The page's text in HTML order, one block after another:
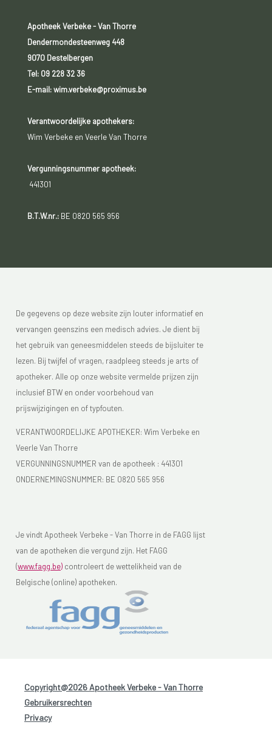
Apotheek Verbeke - Van Thorre
Dendermondesteenweg 448
9070 Destelbergen
Tel: 09 228 32 36
E-mail: wim.verbeke@proximus.be
Verantwoordelijke apothekers:
Wim Verbeke en Veerle Van Thorre
Vergunningsnummer apotheek:
441301
B.T.W.nr.:BE 0820 565 956
De gegevens op deze website zijn louter informatief en
vervangen geenszins een medisch advies. Je dient bij
het gebruik van geneesmiddelen steeds de bijsluiter te
lezen. Bij twijfel of vragen, raadpleeg steeds je arts of
apotheker. Alle op onze website vermelde prijzen zijn
inclusief BTW en onder voorbehoud van
prijswijzigingen en of typfouten.
VERANTWOORDELIJKE APOTHEKER: Wim Verbeke en
Veerle Van Thorre
VERGUNNINGSNUMMER van de apotheek : 441301
ONDERNEMINGSNUMMER: BE 0820 565 956
Je vindt Apotheek Verbeke - Van Thorre in de FAGG lijst
van de apotheken die vergund zijn. Het FAGG
(www.fagg.be) controleert de wettelikheid van de
Belgische (online) apotheken.
Copyright@2026 Apotheek Verbeke - Van Thorre
Gebruikersrechten
Privacy